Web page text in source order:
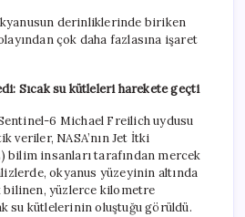
derinliklerinde biriken
çok daha fazlasına işaret
Sıcak su kütleleri harekete geçti
6 Michael Freilich uydusu
veriler, NASA’nın Jet İtki
bilim insanları tarafından mercek
okyanus yüzeyinin altında
bilinen, yüzlerce kilometre
su kütlelerinin oluştuğu görüldü.